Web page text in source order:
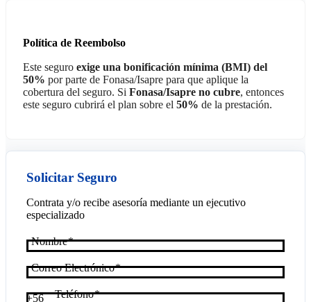
Política de Reembolso
Este seguro exige una bonificación mínima (BMI) del
50% por parte de Fonasa/Isapre para que aplique la
cobertura del seguro. Si Fonasa/Isapre no cubre, entonces
este seguro cubrirá el plan sobre el 50% de la prestación.
Solicitar Seguro
Contrata y/o recibe asesoría mediante un ejecutivo
especializado
Nombre
Correo Electrónico
Teléfono
+56